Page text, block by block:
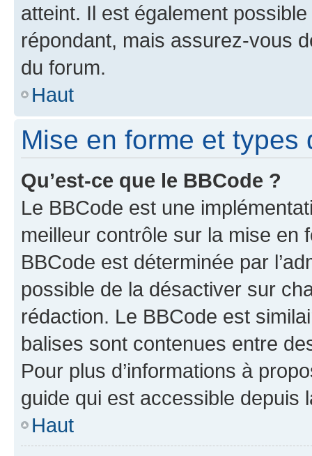
atteint. Il est également
répondant, mais assurez-vous
du forum.
Haut
Mise en forme et types
Qu’est-ce que le BBCode ?
Le BBCode est une
meilleur contrôle sur la mise en
BBCode est déterminée par
possible de la désactiver sur
rédaction. Le BBCode est
balises sont contenues entre
Pour plus d’informations à
guide qui est accessible depuis
Haut